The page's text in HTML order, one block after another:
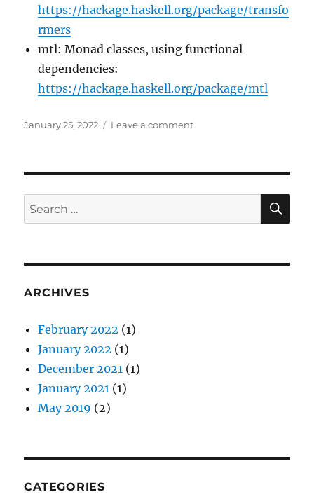
https://hackage.haskell.org/package/transfo
rmers
mtl: Monad classes, using functional
dependencies:
https://hackage.haskell.org/package/mtl
Posted
January 25, 2022 Leave a commenton
ラ
ス
Search
for:
ARCHIVES
February 2022 (1)
January 2022 (1)
December 2021 (1)
January 2021 (1)
May 2019 (2)
CATEGORIES